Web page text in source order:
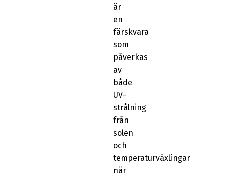
är
en
färskvara
som
påverkas
av
både
UV-
strålning
från
solen
och
temperaturväxlingar
när